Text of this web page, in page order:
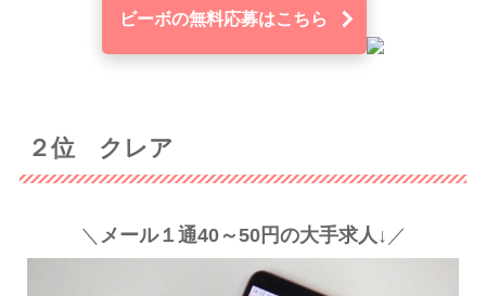
ビーボの無料応募はこちら
２位 クレア
＼ メール１通40～50円の大手求人↓ ／